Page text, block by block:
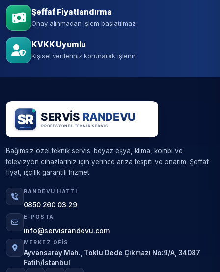
Şeffaf Fiyatlandırma
Onay alınmadan işlem başlatılmaz
KVKK Uyumlu
Kişisel verileriniz korunarak işlenir
Bağımsız özel teknik servis: beyaz eşya, klima, kombi ve
televizyon cihazlarınız için yerinde arıza tespiti ve onarım. Şeffaf
fiyat, işçilik garantili hizmet.
RANDEVU HATTI
0850 260 03 29
E-POSTA
info@servisrandevu.com
MERKEZ OFIS
Ayvansaray Mah., Toklu Dede Çıkmazı No:9/A, 34087
Fatih/İstanbul